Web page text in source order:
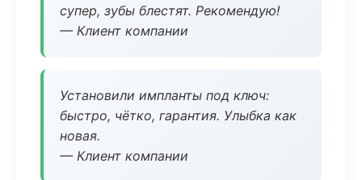
супер, зубы блестят. Рекомендую!
— Клиент компании
Установили импланты под ключ:
быстро, чётко, гарантия. Улыбка как
новая.
— Клиент компании